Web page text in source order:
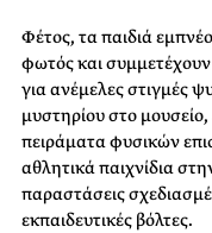
Φέτος, τα παιδιά
φωτός και συμμετέχουν
για ανέμελες στιγμές
μυστηρίου στο
πειράματα φυσικών
αθλητικά παιχνίδια
παραστάσεις
εκπαιδευτικές βόλτες.